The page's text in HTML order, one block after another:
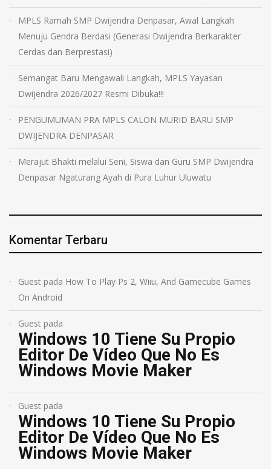
MPLS Ramah SMP Dwijendra Denpasar, Awal Langkah
Menuju Gendra Berdasi (Generasi Dwijendra Berkarakter
Cerdas dan Berprestasi)
Semangat Baru Mengawali Langkah, MPLS Yayasan
Dwijendra 2026/2027 Resmi Dibuka!!!
PENGUMUMAN PRA MPLS CALON MURID BARU SMP
DWIJENDRA DENPASAR
Merajut Bhakti melalui Seni, Siswa dan Guru SMP Dwijendra
Denpasar Ngaturang Ayah di Pura Luhur Uluwatu
Komentar Terbaru
Guest pada How To Play Ps 2, Wiiu, And Gamecube Games
On Android
Guest pada
Windows 10 Tiene Su Propio
Editor De Vídeo Que No Es
Windows Movie Maker
Guest pada
Windows 10 Tiene Su Propio
Editor De Vídeo Que No Es
Windows Movie Maker